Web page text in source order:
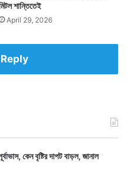
শান্তিতেই
April 29, 2026
পূর্বাভাস, কেন বৃষ্টির দাপট বাড়ল, জানাল